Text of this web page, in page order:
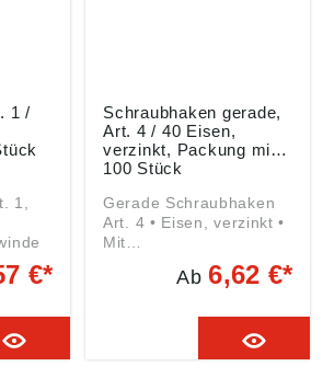
1 /
1,
€*
Schraubhaken gerade,
Art. 4 / 40 Eisen,
verzinkt, Packung mit
100 Stück
Gerade Schraubhaken
Art. 4 • Eisen, verzinkt •
Mit
Holzschraubengewinde
Ab6,62 €*